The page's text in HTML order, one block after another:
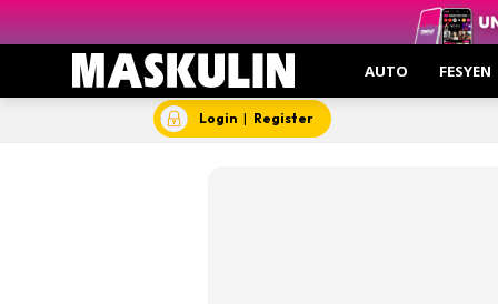
AUTO FESYEN
Login | Register